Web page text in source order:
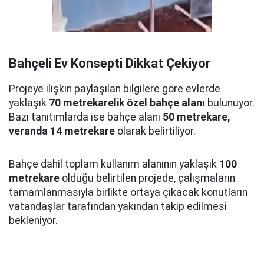
Bahçeli Ev Konsepti Dikkat Çekiyor
Projeye ilişkin paylaşılan bilgilere göre evlerde
yaklaşık 70 metrekarelik özel bahçe alanı bulunuyor.
Bazı tanıtımlarda ise bahçe alanı 50 metrekare,
veranda 14 metrekare olarak belirtiliyor.
Bahçe dahil toplam kullanım alanının yaklaşık 100
metrekare olduğu belirtilen projede, çalışmaların
tamamlanmasıyla birlikte ortaya çıkacak konutların
vatandaşlar tarafından yakından takip edilmesi
bekleniyor.